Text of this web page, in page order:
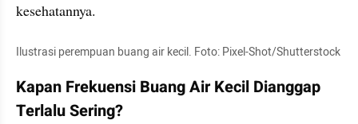
kesehatannya.
Ilustrasi perempuan buang air kecil. Foto: Pixel-Shot/Shutterstock
Kapan Frekuensi Buang Air Kecil Dianggap
Terlalu Sering?